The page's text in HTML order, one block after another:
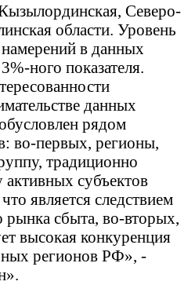
Северо-
области. Уровень
в данных
ного показателя.
данных
рядом
во-первых, регионы,
традиционно
активных субъектов
является следствием
рынка сбыта, во-вторых,
высокая конкуренция
регионов РФ», -